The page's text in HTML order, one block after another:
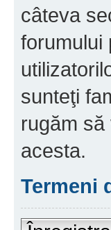
câteva
forumului
sunteţi
rugăm
acesta.
Termeni